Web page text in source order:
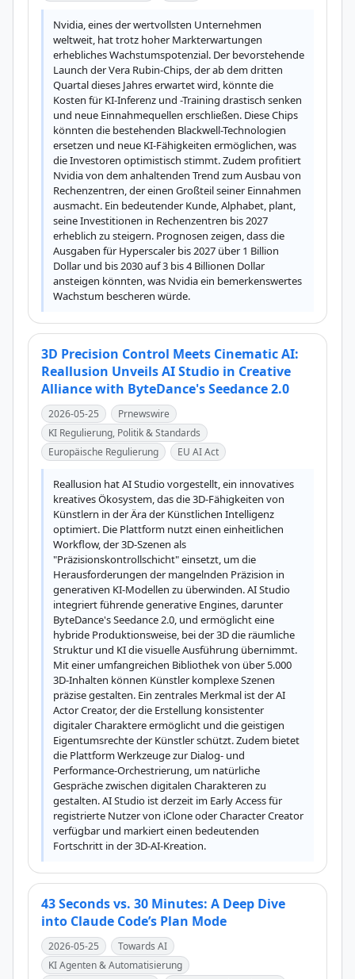
Nvidia, eines der wertvollsten Unternehmen
weltweit, hat trotz hoher Markterwartungen
erhebliches Wachstumspotenzial. Der bevorstehende
Launch der Vera Rubin-Chips, der ab dem dritten
Quartal dieses Jahres erwartet wird, könnte die
Kosten für KI-Inferenz und -Training drastisch senken
und neue Einnahmequellen erschließen. Diese Chips
könnten die bestehenden Blackwell-Technologien
ersetzen und neue KI-Fähigkeiten ermöglichen, was
die Investoren optimistisch stimmt. Zudem profitiert
Nvidia von dem anhaltenden Trend zum Ausbau von
Rechenzentren, der einen Großteil seiner Einnahmen
ausmacht. Ein bedeutender Kunde, Alphabet, plant,
seine Investitionen in Rechenzentren bis 2027
erheblich zu steigern. Prognosen zeigen, dass die
Ausgaben für Hyperscaler bis 2027 über 1 Billion
Dollar und bis 2030 auf 3 bis 4 Billionen Dollar
ansteigen könnten, was Nvidia ein bemerkenswertes
Wachstum bescheren würde.
3D Precision Control Meets Cinematic AI:
Reallusion Unveils AI Studio in Creative
Alliance with ByteDance's Seedance 2.0
2026-05-25
Prnewswire
KI Regulierung, Politik & Standards
Europäische Regulierung
EU AI Act
Reallusion hat AI Studio vorgestellt, ein innovatives
kreatives Ökosystem, das die 3D-Fähigkeiten von
Künstlern in der Ära der Künstlichen Intelligenz
optimiert. Die Plattform nutzt einen einheitlichen
Workflow, der 3D-Szenen als
"Präzisionskontrollschicht" einsetzt, um die
Herausforderungen der mangelnden Präzision in
generativen KI-Modellen zu überwinden. AI Studio
integriert führende generative Engines, darunter
ByteDance's Seedance 2.0, und ermöglicht eine
hybride Produktionsweise, bei der 3D die räumliche
Struktur und KI die visuelle Ausführung übernimmt.
Mit einer umfangreichen Bibliothek von über 5.000
3D-Inhalten können Künstler komplexe Szenen
präzise gestalten. Ein zentrales Merkmal ist der AI
Actor Creator, der die Erstellung konsistenter
digitaler Charaktere ermöglicht und die geistigen
Eigentumsrechte der Künstler schützt. Zudem bietet
die Plattform Werkzeuge zur Dialog- und
Performance-Orchestrierung, um natürliche
Gespräche zwischen digitalen Charakteren zu
gestalten. AI Studio ist derzeit im Early Access für
registrierte Nutzer von iClone oder Character Creator
verfügbar und markiert einen bedeutenden
Fortschritt in der 3D-AI-Kreation.
43 Seconds vs. 30 Minutes: A Deep Dive
into Claude Code’s Plan Mode
2026-05-25
Towards AI
KI Agenten & Automatisierung